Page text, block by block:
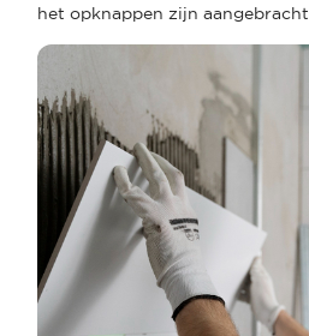
het opknappen zijn aangebracht.